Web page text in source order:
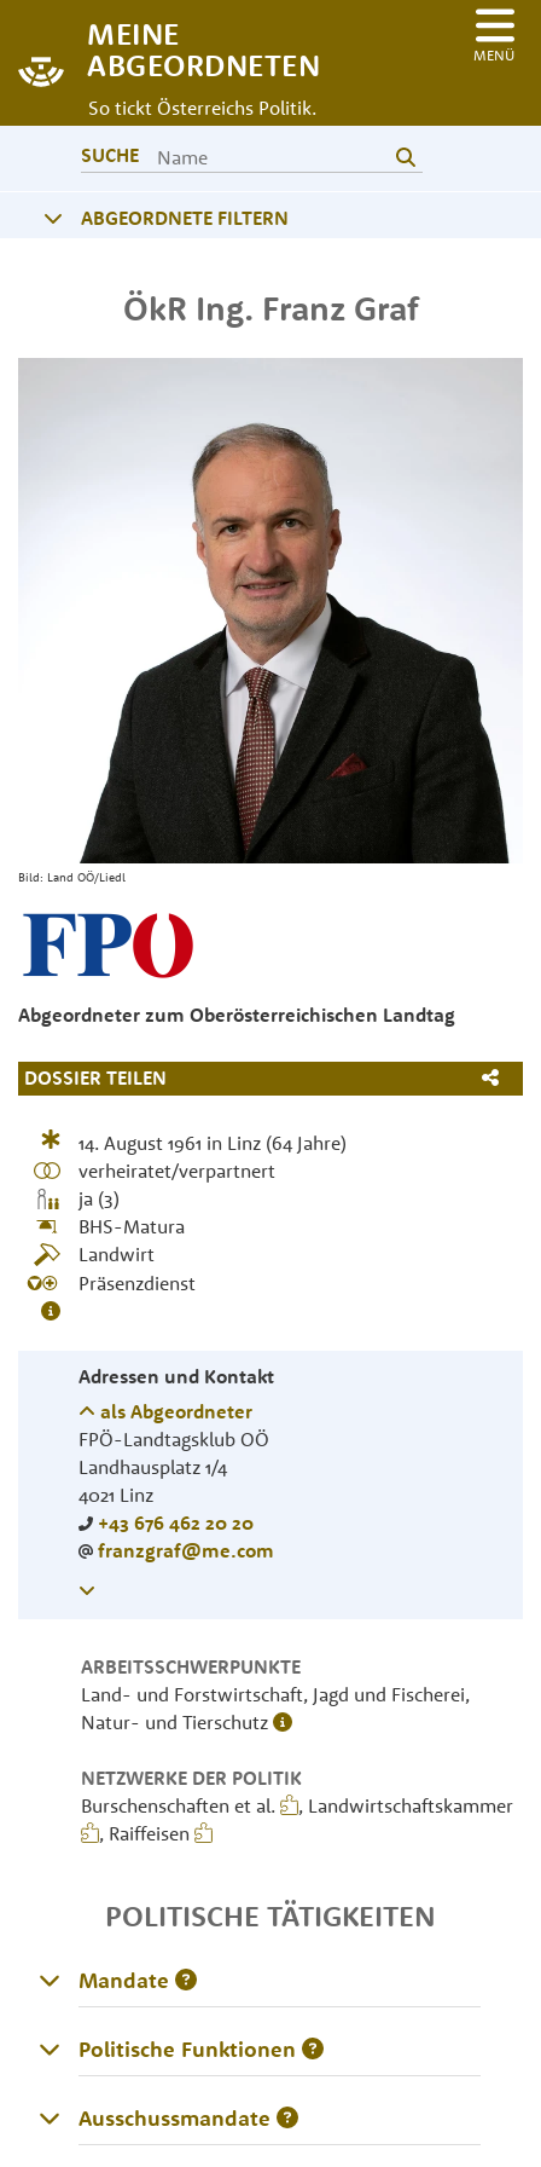
MEINE
ABGEORDNETEN
So tickt Österreichs Politik.
MENÜ
SUCHE
ABGEORDNETE FILTERN
ÖkR Ing. Franz Graf
Bild: Land OÖ/Liedl
Abgeordneter zum Oberösterreichischen Landtag
DOSSIER TEILEN
14. August 1961 in Linz (64 Jahre)
verheiratet/verpartnert
ja (3)
BHS-Matura
Landwirt
Präsenzdienst
Adressen und Kontakt
als Abgeordneter
FPÖ-Landtagsklub OÖ
Landhausplatz 1/4
4021 Linz
+43 676 462 20 20
franzgraf@me.com
ARBEITSSCHWERPUNKTE
Land- und Forstwirtschaft, Jagd und Fischerei,
Natur- und Tierschutz
NETZWERKE DER POLITIK
Burschenschaften et al.
, Landwirtschaftskammer
, Raiffeisen
POLITISCHE TÄTIGKEITEN
Mandate
Politische Funktionen
Ausschussmandate